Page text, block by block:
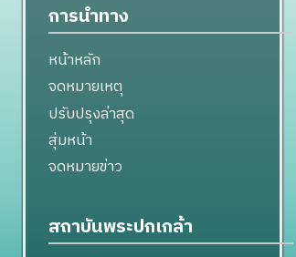
การนำทาง
หน้าหลัก
จดหมายเหตุ
ปรับปรุงล่าสุด
สุ่มหน้า
จดหมายข่าว
สถาบันพระปกเกล้า